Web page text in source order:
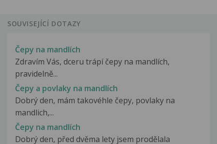
SOUVISEJÍCÍ DOTAZY
Čepy na mandlích
Zdravím Vás, dceru trápí čepy na mandlích,
pravidelně...
Čepy a povlaky na mandlích
Dobrý den, mám takovéhle čepy, povlaky na
mandlich,...
Čepy na mandlích
Dobrý den, před dvěma lety jsem prodělala